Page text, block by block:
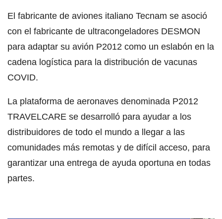
El fabricante de aviones italiano Tecnam se asoció
con el fabricante de ultracongeladores DESMON
para adaptar su avión P2012 como un eslabón en la
cadena logística para la distribución de vacunas
COVID.
La plataforma de aeronaves denominada P2012
TRAVELCARE se desarrolló para ayudar a los
distribuidores de todo el mundo a llegar a las
comunidades más remotas y de difícil acceso, para
garantizar una entrega de ayuda oportuna en todas
partes.